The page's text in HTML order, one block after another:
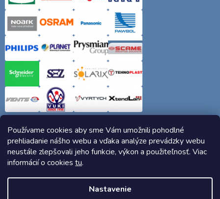
Používame cookies aby sme Vám umožnili pohodlné
prehliadanie nášho webu a vďaka analýze prevádzky webu
neustále zlepšovali jeho funkcie, výkon a použiteľnosť. Viac
informácií o cookies tu.
Nastavenie
Copyright 2026Elektro-siete.sk. Všetky práva vyhradené.